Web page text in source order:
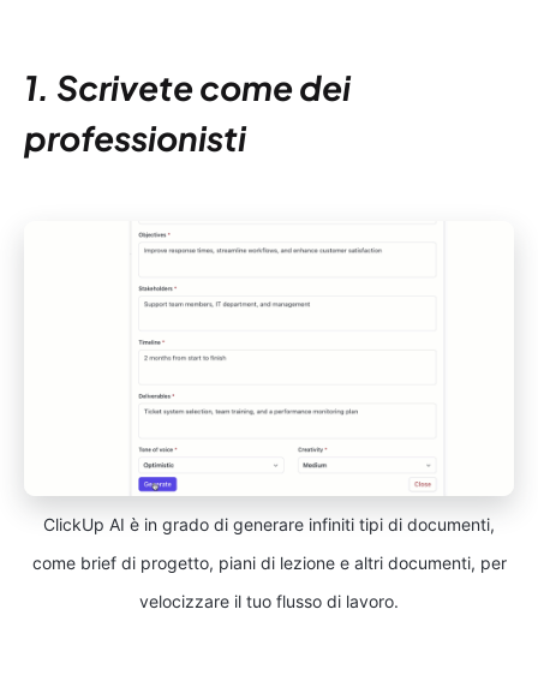
1. Scrivete come dei
professionisti
ClickUp AI è in grado di generare infiniti tipi di documenti,
come brief di progetto, piani di lezione e altri documenti, per
velocizzare il tuo flusso di lavoro.